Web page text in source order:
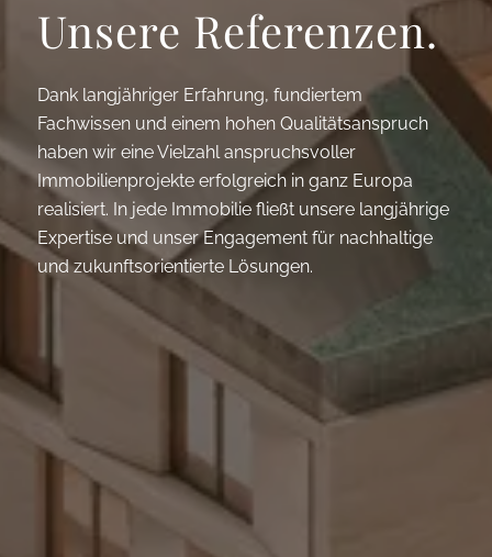
Unsere Referenzen.
Dank langjähriger Erfahrung, fundiertem
Fachwissen und einem hohen Qualitätsanspruch
haben wir eine Vielzahl anspruchsvoller
Immobilienprojekte erfolgreich in ganz Europa
realisiert. In jede Immobilie fließt unsere langjährige
Expertise und unser Engagement für nachhaltige
und zukunftsorientierte Lösungen.